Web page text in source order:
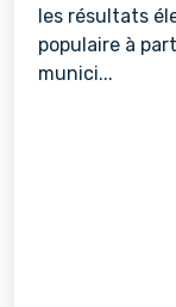
les résultats
populaire à
munici...